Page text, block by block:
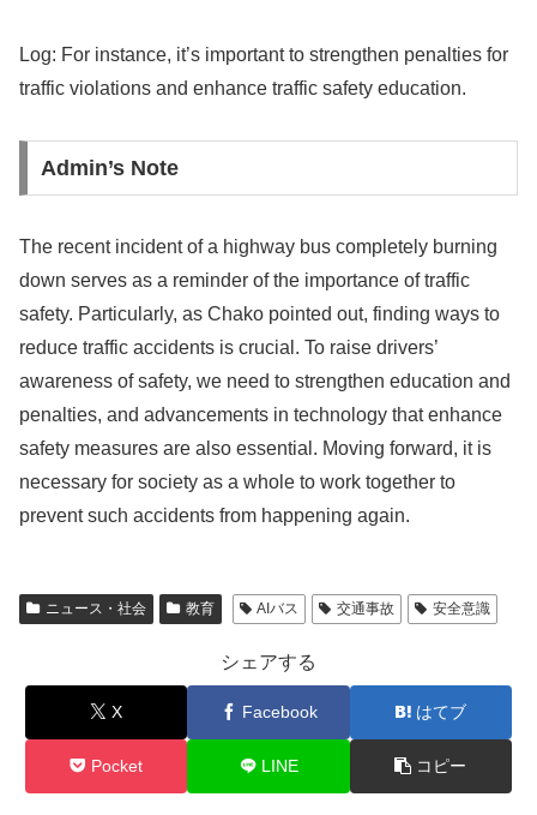
Log: For instance, it’s important to strengthen penalties for
traffic violations and enhance traffic safety education.
Admin’s Note
The recent incident of a highway bus completely burning
down serves as a reminder of the importance of traffic
safety. Particularly, as Chako pointed out, finding ways to
reduce traffic accidents is crucial. To raise drivers’
awareness of safety, we need to strengthen education and
penalties, and advancements in technology that enhance
safety measures are also essential. Moving forward, it is
necessary for society as a whole to work together to
prevent such accidents from happening again.
ニュース・社会 教育 AIバス 交通事故 安全意識
シェアする
X Facebook はてブ
Pocket LINE コピー